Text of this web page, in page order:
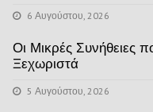
6 Αυγούστου, 2026
Οι Μικρές Συνήθειες
Ξεχωριστά
5 Αυγούστου, 2026